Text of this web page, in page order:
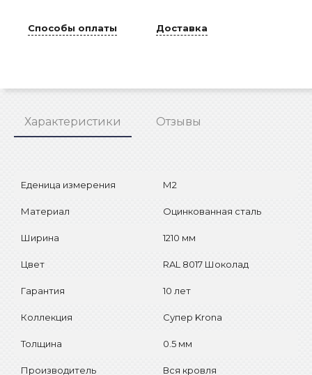
Способы оплаты Доставка
Характеристики Отзывы
Еденица измерения М2
Материал Оцинкованная сталь
Ширина 1210 мм
Цвет RAL 8017 Шоколад
Гарантия 10 лет
Коллекция Супер Krona
Толщина 0.5 мм
Производитель Вся кровля